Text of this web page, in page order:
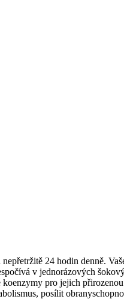
24 hodin denně.
v jednorázových
pro jejich
posílit